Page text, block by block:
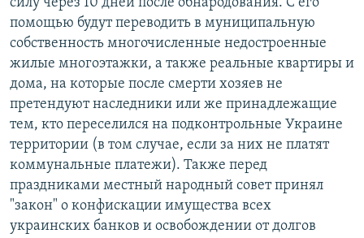
силу через 10 дней после обнародования. С его
помощью будут переводить в муниципальную
собственность многочисленные недостроенные
жилые многоэтажки, а также реальные квартиры и
дома, на которые после смерти хозяев не
претендуют наследники или же принадлежащие
тем, кто переселился на подконтрольные Украине
территории (в том случае, если за них не платят
коммунальные платежи). Также перед
праздниками местный народный совет принял
"закон" о конфискации имущества всех
украинских банков и освобождении от долгов